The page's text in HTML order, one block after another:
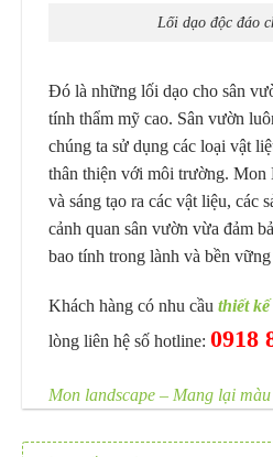
Lối dạo độc đáo
Đó là những lối dạo cho sân
tính thẩm mỹ cao. Sân vườn
chúng ta sử dụng các loại vật
thân thiện với môi trường. Mon
và sáng tạo ra các vật liệu, các
cảnh quan sân vườn vừa đảm
bao tính trong lành và bền
Khách hàng có nhu cầu thiết
lòng liên hệ số hotline: 0918
Mon landscape – Mang lại